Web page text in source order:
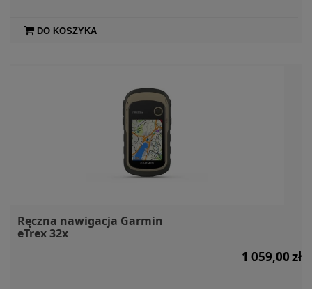
DO KOSZYKA
Ręczna nawigacja Garmin
eTrex 32x
1 059,00 zł